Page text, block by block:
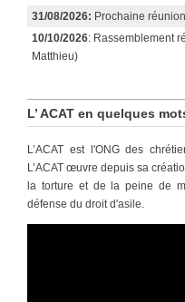
31/08/2026: Prochaine
10/10/2026: Rassemblement
Matthieu)
L’ ACAT en quelques
L’ACAT est l'ONG des
L’ACAT œuvre depuis sa
la torture et de la peine de
défense du droit d'asile.